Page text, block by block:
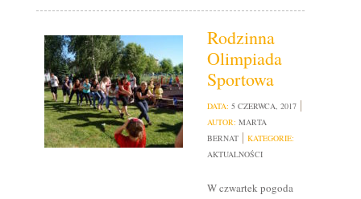
Rodzinna
Olimpiada
Sportowa
DATA: 5 CZERWCA, 2017
AUTOR: MARTA
BERNAT
KATEGORIE:
AKTUALNOŚCI
W czwartek pogoda